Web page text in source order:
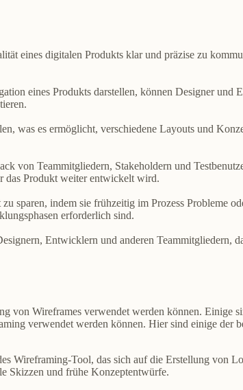
eines digitalen Produkts klar und präzise zu
eines Produkts darstellen, können Designer
was es ermöglicht, verschiedene Layouts und
von Teammitgliedern, Stakeholdern und
das Produkt weiter entwickelt wird.
sparen, indem sie frühzeitig im Prozess Probleme
erforderlich sind.
Entwicklern und anderen Teammitgliedern,
von Wireframes verwendet werden können. Einige
verwendet werden können. Hier sind einige der
Wireframing-Tool, das sich auf die Erstellung von
Skizzen und frühe Konzeptentwürfe.